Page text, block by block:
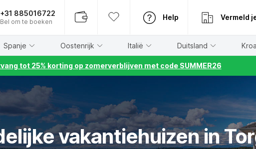
+31 885016722
Bel om te boeken
Help Vermeld
Spanje Oostenrijk Italië Duitsland
tot 25% korting op zomerverblijven met code SUMMER26
vakantiehuizen in